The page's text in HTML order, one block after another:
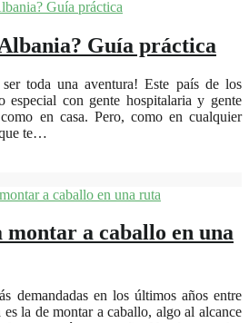
Guía práctica
toda una aventura! Este país de los
especial con gente hospitalaria y gente
en casa. Pero, como en cualquier
te…
montar a caballo en una
demandadas en los últimos años entre
es la de montar a caballo, algo al alcance